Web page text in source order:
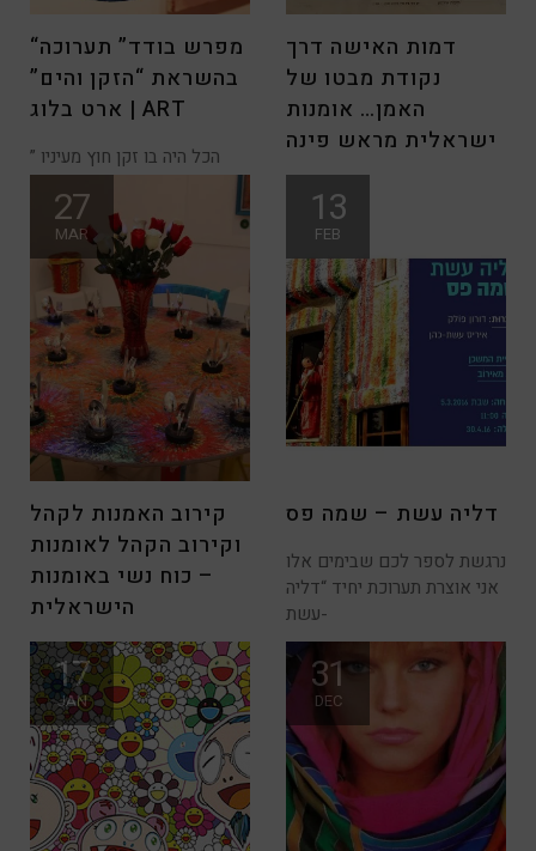
“מפרש בודד” תערוכה
בהשראת “הזקן והים”
| ארט בלוג ART
” הכל היה בו זקן חוץ מעיניו
שצבען היה כצבע
דמות האישה דרך
נקודת מבטו של
האמן… אומנות
ישראלית מראש פינה
כפי שהזכרתי בבלוג הקודם,
התפוחים לא נופלים רחוק
מהעץ; שמחה
27
MAR
קירוב האמנות לקהל
וקירוב הקהל לאומנות
– כוח נשי באומנות
הישראלית
כאמנית יוצרת וכאישה אוצרת,
אני נתקלת יותר ויותר בנשים
יוצרות ב-
13
FEB
דליה עשת – שמה פס
נרגשת לספר לכם שבימים אלו
אני אוצרת תערוכת יחיד “דליה
עשת-
17
JAN 31
DEC